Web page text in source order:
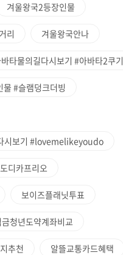
겨울왕국2등장인물
리 겨울왕국안나
타물의길다시보기 #아바타2쿠기
#슬램덩크더빙
시보기 #lovemelikeyoudo
디카프리오
보이즈플래닛투표
청년도약계좌비교
추천 알뜰교통카드혜택